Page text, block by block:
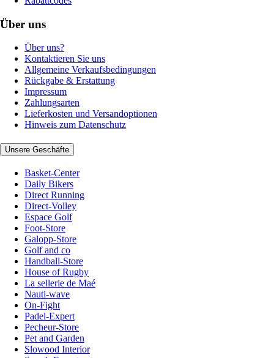
Über uns
Über uns?
Kontaktieren Sie uns
Allgemeine Verkaufsbedingungen
Rückgabe & Erstattung
Impressum
Zahlungsarten
Lieferkosten und Versandoptionen
Hinweis zum Datenschutz
Unsere Geschäfte
Basket-Center
Daily Bikers
Direct Running
Direct-Volley
Espace Golf
Foot-Store
Galopp-Store
Golf and co
Handball-Store
House of Rugby
La sellerie de Maé
Nauti-wave
On-Fight
Padel-Expert
Pecheur-Store
Pet and Garden
Slowood Interior